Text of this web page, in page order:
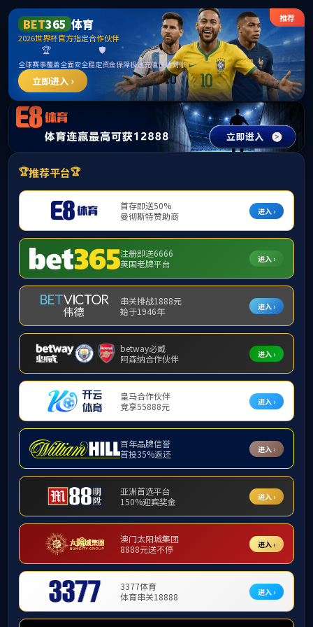
中国·必威(bw·西汉姆联)有限公司-Official
website
提示：访问地址无效，287/http:/275找不到对应的栏目！
首页 关闭此页